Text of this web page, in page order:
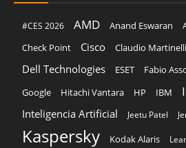
#CES 2026 AMD Anand Eswaran
Check Point
Cisco Claudio Martinelli
Dell Technologies ESET Fabio
Google Hitachi Vantara HP IBM
Inteligencia Artificial Jeetu Patel
Kaspersky Kodak Alaris